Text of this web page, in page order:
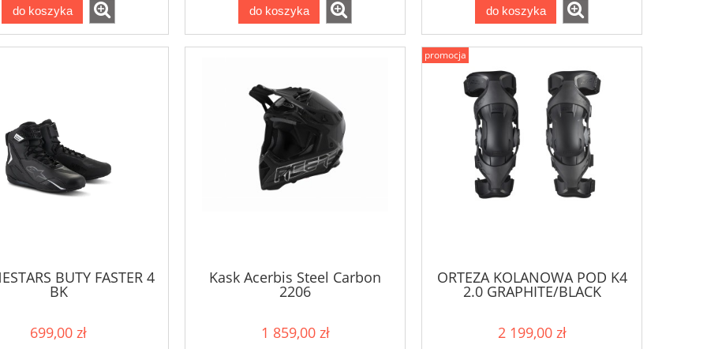
do koszyka do koszyka do koszyka
BUTY FASTER 4
BK
699,00 zł
Kask Acerbis Steel Carbon
2206
1 859,00 zł
ORTEZA KOLANOWA POD K4
2.0 GRAPHITE/BLACK
2 199,00 zł
promocja